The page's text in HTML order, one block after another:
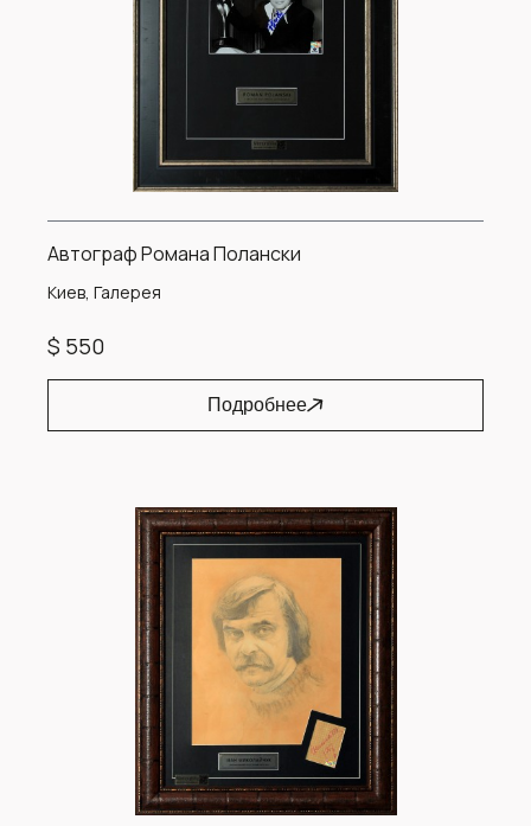
Автограф Романа Полански
Киев, Галерея
$ 550
Подробнее